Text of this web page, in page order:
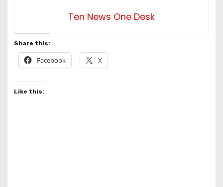
Ten News One Desk
Share this:
Facebook X
Like this: